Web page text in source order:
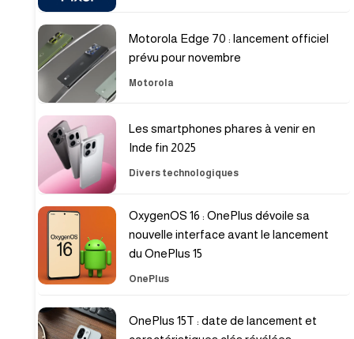
Motorola Edge 70 : lancement officiel
prévu pour novembre
Motorola
Les smartphones phares à venir en
Inde fin 2025
Divers technologiques
OxygenOS 16 : OnePlus dévoile sa
nouvelle interface avant le lancement
du OnePlus 15
OnePlus
OnePlus 15T : date de lancement et